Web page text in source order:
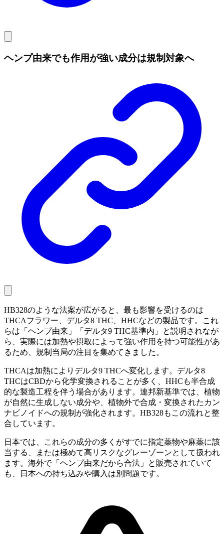
ヘンプ由来でも作用が強い成分は規制対象へ
HB328のような法案が広がると、最も影響を受けるのは
THCAフラワー、デルタ8 THC、HHCなどの製品です。これ
らは「ヘンプ由来」「デルタ9 THC基準内」と説明されなが
ら、実際には加熱や摂取によって強い作用を持つ可能性があ
るため、規制当局の注目を集めてきました。
THCAは加熱によりデルタ9 THCへ変化します。デルタ8
THCはCBDから化学変換されることが多く、HHCも半合成
的な製造工程を伴う場合があります。連邦新基準では、植物
が自然に生成しない成分や、植物外で合成・変換されたカン
ナビノイドへの規制が強化されます。HB328もこの流れと整
合しています。
日本では、これらの成分の多くがすでに指定薬物や麻薬に該
当する、または極めて高リスクなグレーゾーンとして扱われ
ます。海外で「ヘンプ由来だから合法」と販売されていて
も、日本への持ち込みや購入は別問題です。